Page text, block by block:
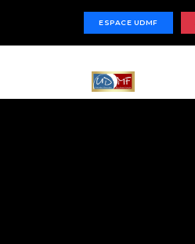
ESPACE UDMF